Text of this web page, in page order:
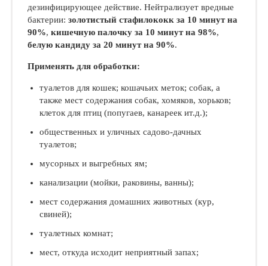
дезинфицирующее действие. Нейтрализует вредные
бактерии: золотистый стафилококк за 10 минут на
90%, кишечную палочку за 10 минут на 98%,
белую кандиду за 20 минут на 90%.
Применять для обработки:
туалетов для кошек; кошачьих меток; собак, а
также мест содержания собак, хомяков, хорьков;
клеток для птиц (попугаев, канареек ит.д.);
общественных и уличных садово-дачных
туалетов;
мусорных и выгребных ям;
канализации (мойки, раковины, ванны);
мест содержания домашних животных (кур,
свиней);
туалетных комнат;
мест, откуда исходит неприятный запах;